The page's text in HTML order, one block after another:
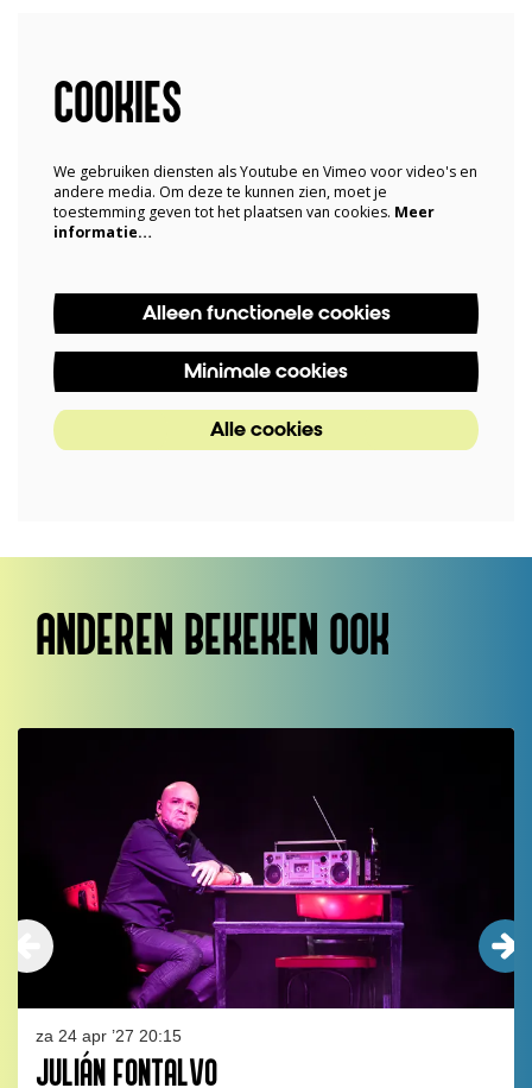
COOKIES
We gebruiken diensten als Youtube en Vimeo voor video's en
andere media. Om deze te kunnen zien, moet je
toestemming geven tot het plaatsen van cookies. Meer
informatie…
Alleen functionele cookies
Minimale cookies
Alle cookies
ANDEREN BEKEKEN OOK
JULIÁN FONTALVO
za 24 apr ’27 20:15